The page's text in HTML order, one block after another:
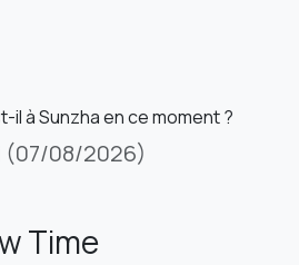
il à Sunzha en ce moment ?
(07/08/2026)
Time